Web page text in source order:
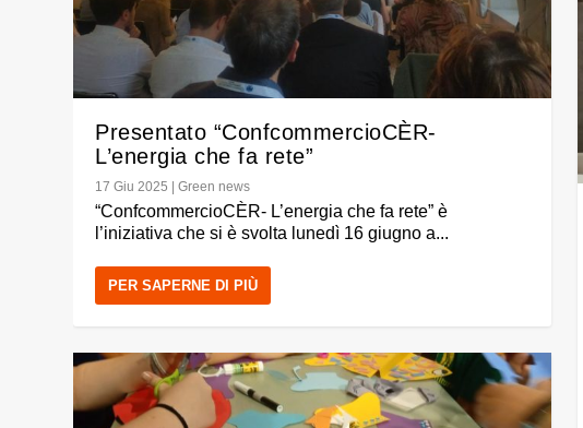
Presentato “ConfcommercioCÈR-
L’energia che fa rete”
17 Giu 2025 |Green news
“ConfcommercioCÈR- L’energia che fa rete” è
l’iniziativa che si è svolta lunedì 16 giugno a...
PER SAPERNE DI PIÙ